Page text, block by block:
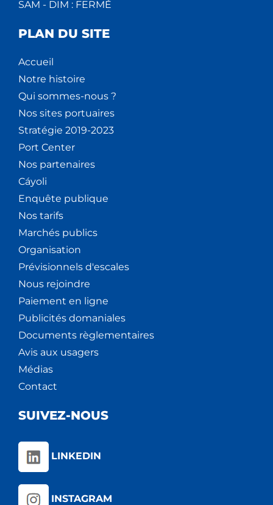
SAM - DIM : FERMÉ
PLAN DU SITE
Accueil
Notre histoire
Qui sommes-nous ?
Nos sites portuaires
Stratégie 2019-2023
Port Center
Nos partenaires
Cáyoli
Enquête publique
Nos tarifs
Marchés publics
Organisation
Prévisionnels d'escales
Nous rejoindre
Paiement en ligne
Publicités domaniales
Documents règlementaires
Avis aux usagers
Médias
Contact
SUIVEZ-NOUS
LINKEDIN
INSTAGRAM